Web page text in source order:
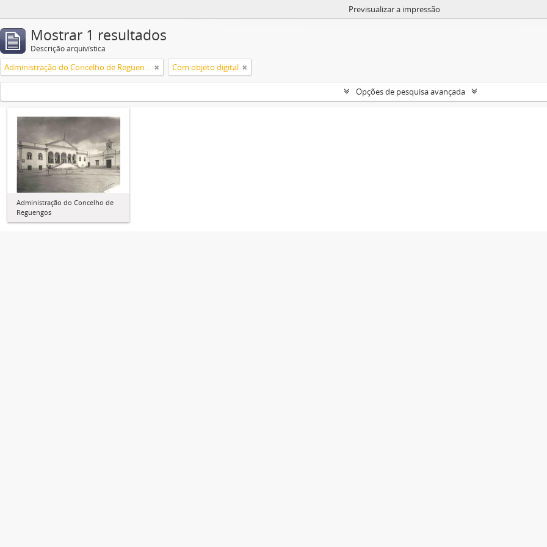
Previsualizar a impressão
Mostrar 1 resultados
Descrição arquivística
Administração do Concelho de Reguengos Com objeto digital
Opções de pesquisa avançada
Administração do Concelho de
Reguengos